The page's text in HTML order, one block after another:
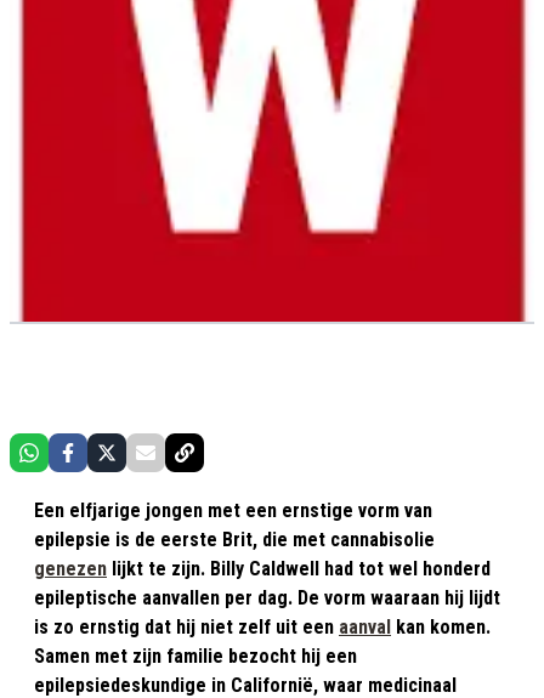
Een elfjarige jongen met een ernstige vorm van
epilepsie is de eerste Brit, die met cannabisolie
genezen lijkt te zijn. Billy Caldwell had tot wel honderd
epileptische aanvallen per dag. De vorm waaraan hij lijdt
is zo ernstig dat hij niet zelf uit een aanval kan komen.
Samen met zijn familie bezocht hij een
epilepsiedeskundige in Californië, waar medicinaal